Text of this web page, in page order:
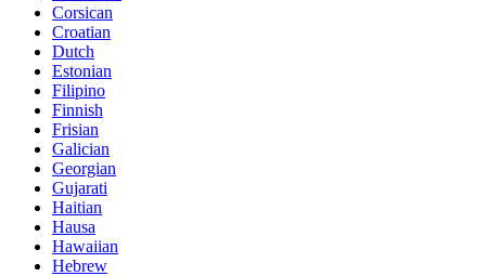
Corsican
Croatian
Dutch
Estonian
Filipino
Finnish
Frisian
Galician
Georgian
Gujarati
Haitian
Hausa
Hawaiian
Hebrew